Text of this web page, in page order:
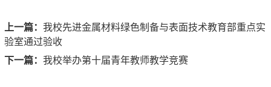
上一篇： 我校先进金属材料绿色制备与表面技术教育部重点实
验室通过验收
下一篇： 我校举办第十届青年教师教学竞赛